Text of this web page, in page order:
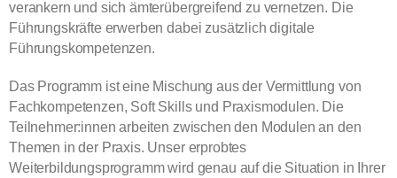
verankern und sich ämterübergreifend zu vernetzen. Die
Führungskräfte erwerben dabei zusätzlich digitale
Führungskompetenzen.
Das Programm ist eine Mischung aus der Vermittlung von
Fachkompetenzen, Soft Skills und Praxismodulen. Die
Teilnehmer:innen arbeiten zwischen den Modulen an den
Themen in der Praxis. Unser erprobtes
Weiterbildungsprogramm wird genau auf die Situation in Ihrer